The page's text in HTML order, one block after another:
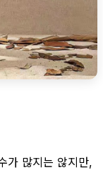
가 많지는 않지만,